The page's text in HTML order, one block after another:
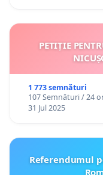
PETIȚIE
1 773 semnături
107 Semnături / 24
31 Jul 2025
Referendumul